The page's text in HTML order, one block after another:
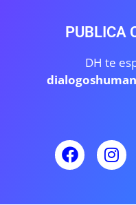
PUBLICA
DH te